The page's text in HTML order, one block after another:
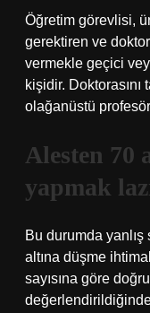
Öğretim görevlisi,
gerektiren ve
vermekle geçici
kişidir.
olağanüstü
Alesten 70
yapmak
Bu durumda yanlış
altına düşme
sayısına göre